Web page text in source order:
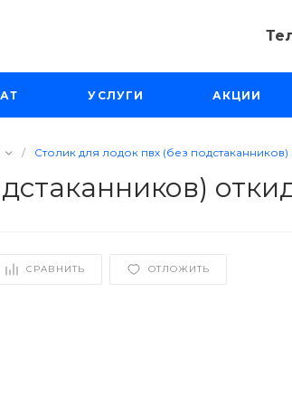
УСЛУГИ АКЦИИ
/ Столик для лодок пвх (без
СРАВНИТЬ ОТЛОЖИТЬ